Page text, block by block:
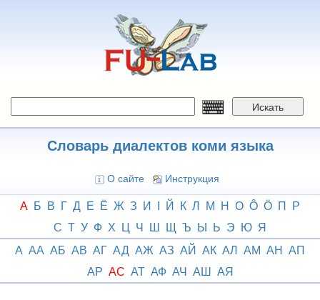
Искать
Словарь диалектов коми языка
О сайте Инструкция
А Б В Г Д Е Ё Ж З И І Й К Л М Н О Ô Ӧ П Р
С Т У Ф Х Ц Ч Ш Щ Ъ Ы Ь Э Ю Я
А АА АБ АВ АГ АД АЖ АЗ АЙ АК АЛ АМ АН АП
АР АС АТ АФ АЧ АШ АЯ